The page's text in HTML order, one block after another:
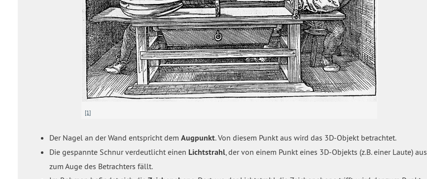
[1]
Der Nagel an der Wand entspricht dem Augpunkt. Von diesem Punkt aus wird das 3D-Objekt betrachtet.
Die gespannte Schnur verdeutlicht einen Lichtstrahl, der von einem Punkt eines 3D-Objekts (z.B. einer Laute) aus
zum Auge des Betrachters fällt.